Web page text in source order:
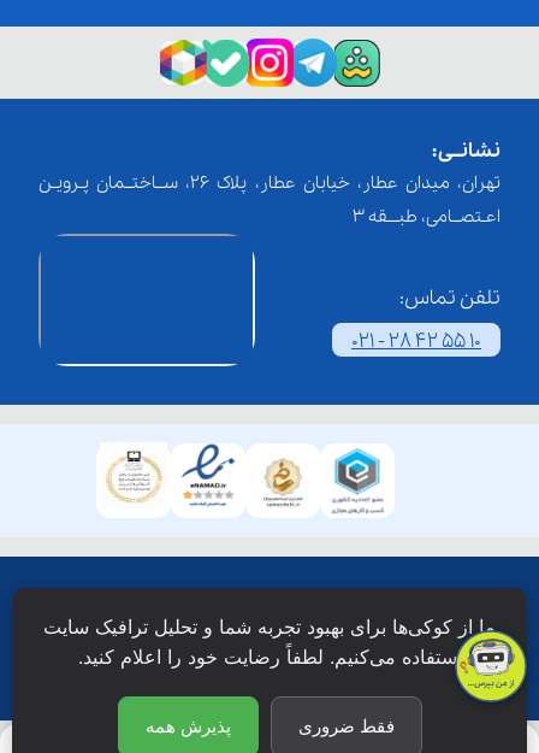
نشانــی:
تهران، میدان عطار، خیابان عطار، پلاک 26، ســاختــمان پـرویـن
اعـتصــامی، طبـــقه 3
تلفن تماس:
021 - 28 42 55 10
دانش نویان محفوظ است.
ما از کوکی‌ها برای بهبود تجربه شما و تحلیل ترافیک سایت
استفاده می‌کنیم. لطفاً رضایت خود را اعلام کنید.
فقط ضروری پذیرش همه